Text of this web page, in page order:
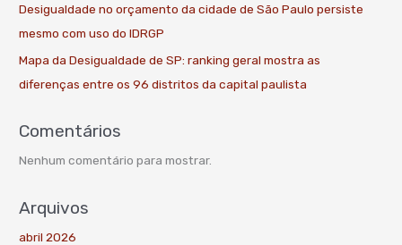
Desigualdade no orçamento da cidade de São Paulo persiste
mesmo com uso do IDRGP
Mapa da Desigualdade de SP: ranking geral mostra as
diferenças entre os 96 distritos da capital paulista
Comentários
Nenhum comentário para mostrar.
Arquivos
abril 2026